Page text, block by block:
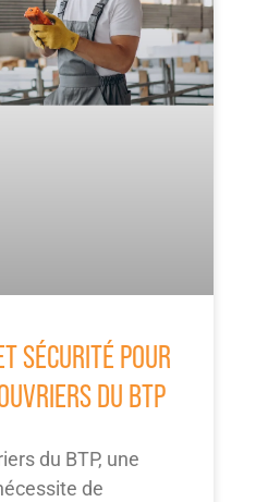
SÉCURITÉ POUR
DU BTP
du BTP, une
de